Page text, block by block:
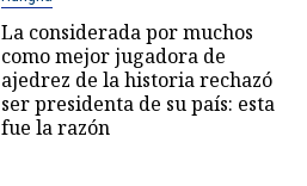
La considerada por muchos
como mejor jugadora de
ajedrez de la historia rechazó
ser presidenta de su país: esta
fue la razón